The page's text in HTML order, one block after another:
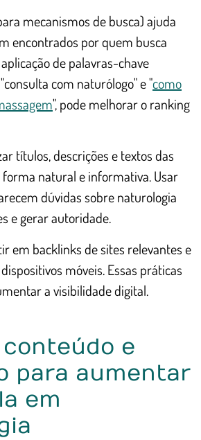
mecanismos de busca) ajuda
encontrados por quem busca
de palavras-chave
com naturólogo" e "como
", pode melhorar o ranking
títulos, descrições e textos das
natural e informativa. Usar
dúvidas sobre naturologia
e gerar autoridade.
em backlinks de sites relevantes e
móveis. Essas práticas
a visibilidade digital.
e
para aumentar
em